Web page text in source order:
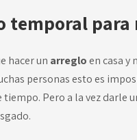
temporal para
hacer un arreglo en casa y
personas esto es
Pero a la vez darle